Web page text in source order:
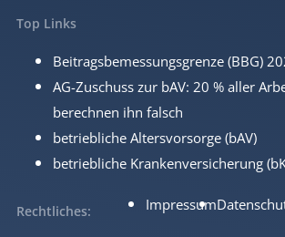
Top Links
Beitragsbemessungsgrenze (BBG)
AG-Zuschuss zur bAV: 20 % aller
berechnen ihn falsch
betriebliche Altersvorsorge (bAV)
betriebliche Krankenversicherung
Rechtliches Impressum